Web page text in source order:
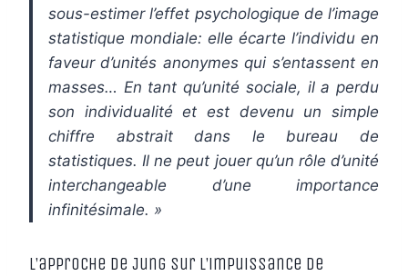
sous-estimer l’effet psychologique de l’image
statistique mondiale: elle écarte l’individu en
faveur d’unités anonymes qui s’entassent en
masses… En tant qu’unité sociale, il a perdu
son individualité et est devenu un simple
chiffre abstrait dans le bureau de
statistiques. Il ne peut jouer qu’un rôle d’unité
interchangeable d’une importance
infinitésimale. »
L’approche de Jung sur l’impuissance de